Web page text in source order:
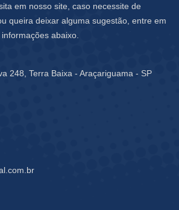
em nosso site, caso necessite de
queira deixar alguma sugestão, entre em
abaixo.
248, Terra Baixa - Araçariguama - SP